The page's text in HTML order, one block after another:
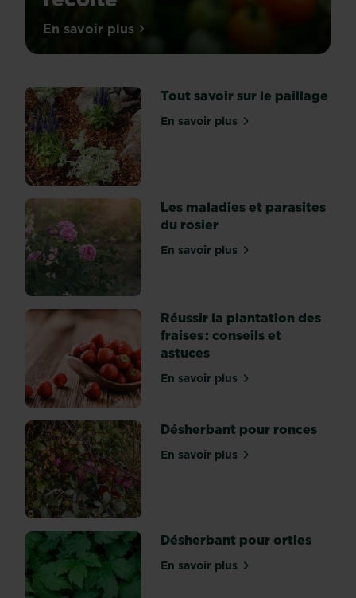
Star
tomate
(Solanum
lycopersicum
)
donne
un
coup
d’éclat
à
nos
assiettes
avec
ses
couleurs
pimpantes
rouge,
jaune,
orange,
et
même
verte
ou
noire.
Pour
en
découvrir
toutes
les...
En savoir plussur Quand et comment planter les
Tout savoir sur le paillage
En savoir plussur Tout savoir sur le
Les maladies et parasites
du rosier
En savoir plussur Les maladies et
Réussir la plantation des
fraises : conseils et
astuces
En savoir plussur Réussir la plantation
Désherbant pour ronces
En savoir plussur Désherbant pour
Désherbant pour orties
En savoir plussur Désherbant pour